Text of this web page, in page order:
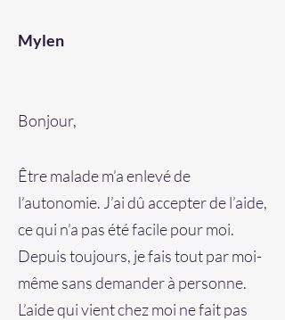
Mylen
Bonjour,
Être malade m’a enlevé de
l’autonomie. J’ai dû accepter de l’aide,
ce qui n’a pas été facile pour moi.
Depuis toujours, je fais tout par moi-
même sans demander à personne.
L’aide qui vient chez moi ne fait pas